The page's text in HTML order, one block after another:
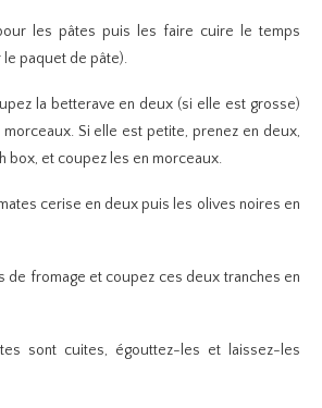
les pâtes puis les faire cuire le temps
paquet de pâte).
la betterave en deux (si elle est grosse)
Si elle est petite, prenez en deux,
box, et coupez les en morceaux.
cerise en deux puis les olives noires en
de fromage et coupez ces deux tranches en
sont cuites, égouttez-les et laissez-les